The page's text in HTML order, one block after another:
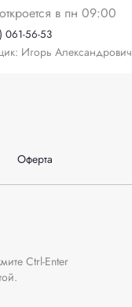
откроется в пн 09:00
061-56-53
Игорь Александрович
Оферта
Ctrl-Enter